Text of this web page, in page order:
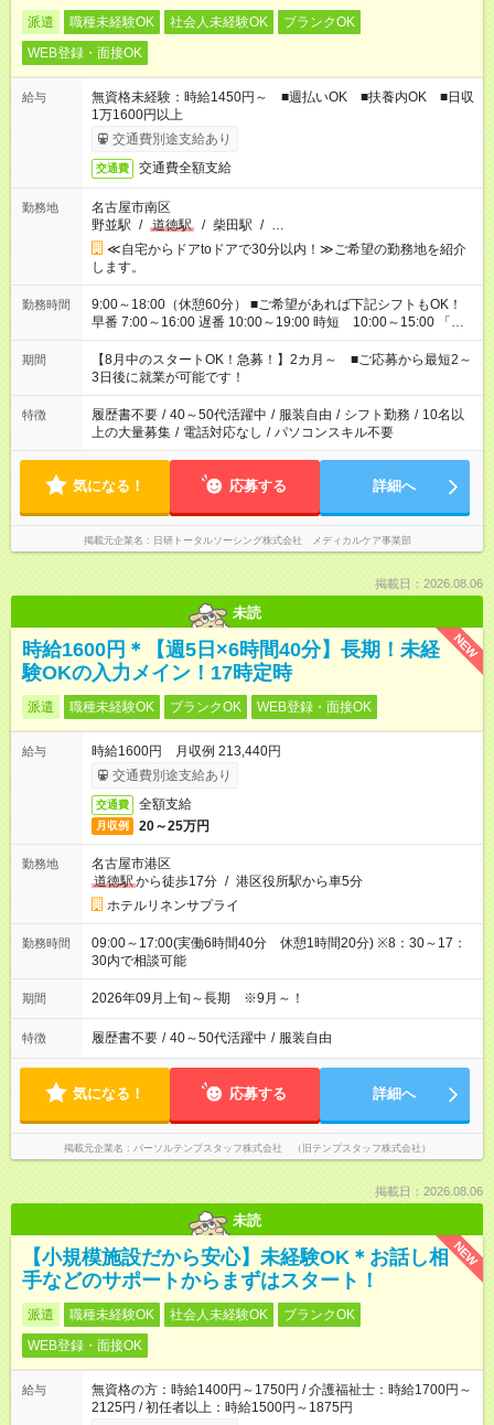
派遣 職種未経験OK 社会人未経験OK
ブランクOK
WEB登録・面接OK
給与
無資格未経験：時給1450円～ ■週払いOK ■扶養内OK ■日収
1万1600円以上
交通費別途支給あり
交通費 交通費全額支給
勤務地
名古屋市南区
野並駅 / 道徳駅 / 柴田駅 / …
≪自宅からドアtoドアで30分以内！≫ご希望の勤務地を紹介
します。
勤務時間
9:00～18:00（休憩60分） ■ご希望があれば下記シフトもOK！
早番 7:00～16:00 遅番 10:00～19:00 時短 10:00～15:00 「家
族と休みを合わせたい」 「余裕を持って夕飯の準備がしたい」
「できれば残業はしたくない」 など、ご希望を教えてください
ね。 ※Wワーク希望の方へ 今ご覧のお仕事で希望する勤務時間
と、もう1つのお仕事の勤務時間。 合計で週40時間を超える場
合は応募できません。
期間
【8月中のスタートOK！急募！】2カ月～ ■ご応募から最短2～
3日後に就業が可能です！
特徴 履歴書不要 / 40～50代活躍中 / 服装自由 / シフト勤務 / 10名以
上の大量募集 / 電話対応なし / パソコンスキル不要
気になる！ 応募する 詳細へ
掲載元企業名 日研トータルソーシング株式会社 メディカルケア事業部
掲載日：2026.08.06
未読
NEW
時給1600円＊【週5日×6時間40分】長期！未経
験OKの入力メイン！17時定時
派遣 職種未経験OK ブランクOK WEB登録・面接OK
給与
時給1600円 月収例 213,440円
交通費別途支給あり
交通費 全額支給
月収例 20～25万円
勤務地
名古屋市港区
道徳駅から徒歩17分 / 港区役所駅から車5分
ホテルリネンサプライ
勤務時間
09:00～17:00(実働6時間40分 休憩1時間20分) ※8：30～17：
30内で相談可能
期間 2026年09月上旬～長期 ※9月～！
特徴 履歴書不要 / 40～50代活躍中 / 服装自由
気になる！ 応募する 詳細へ
掲載元企業名 パーソルテンプスタッフ株式会社 （旧テンプスタッフ株式会社）
掲載日：2026.08.06
未読
NEW
【小規模施設だから安心】未経験OK＊お話し相
手などのサポートからまずはスタート！
派遣 職種未経験OK 社会人未経験OK
ブランクOK
WEB登録・面接OK
給与
無資格の方：時給1400円～1750円 / 介護福祉士：時給1700円～
2125円 / 初任者以上：時給1500円～1875円